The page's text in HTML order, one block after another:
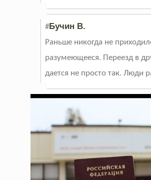
#Бучин В.
Раньше никогда не
разумеющееся. Переезд в
дается не просто так. Люди